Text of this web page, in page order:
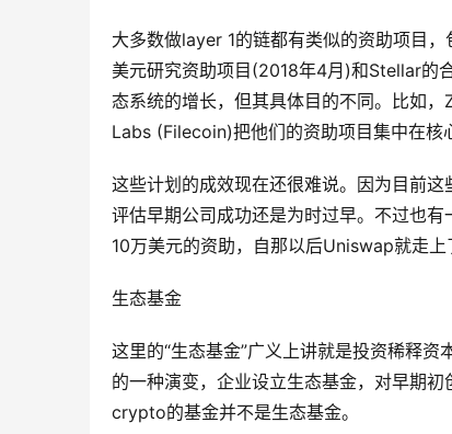
大多数做layer 1的链都有类似的资助项目
美元研究资助项目(2018年4月)和Stellar的
态系统的增长，但其具体目的不同。比如
Labs (Filecoin)把他们的资助项目集中在核
这些计划的成效现在还很难说。因为目前
评估早期公司成功还是为时过早。不过也
10万美元的资助，自那以后Uniswap就走
生态基金
这里的“生态基金”广义上讲就是投资稀释
的一种演变，企业设立生态基金，对早期
crypto的基金并不是生态基金。